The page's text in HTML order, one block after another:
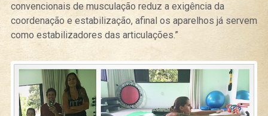
convencionais de musculação reduz a exigência da
coordenação e estabilização, afinal os aparelhos já servem
como estabilizadores das articulações.”